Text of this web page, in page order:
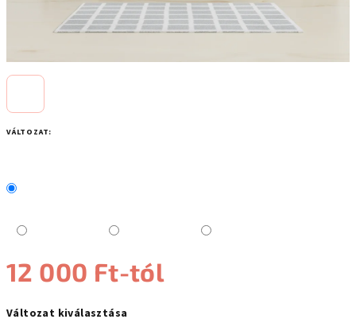
VÁLTOZAT:
12 000 Ft-tól
Változat kiválasztása